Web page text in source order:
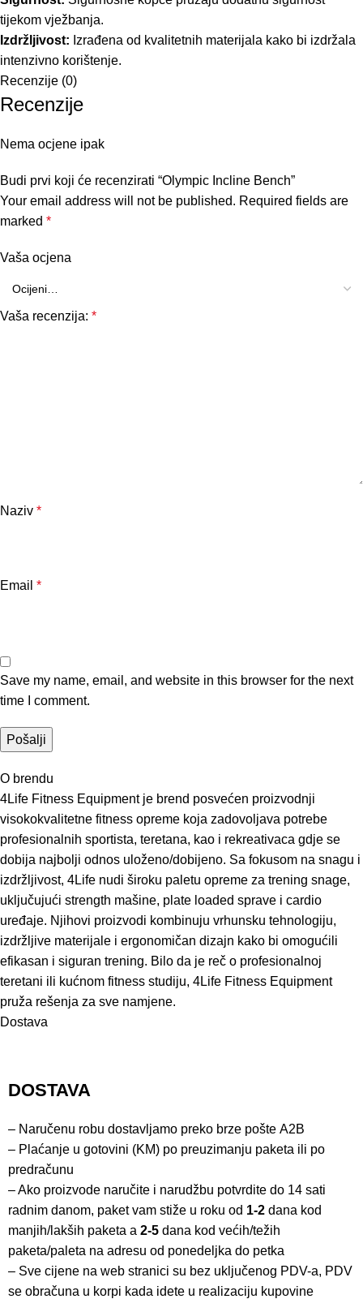
tijekom vježbanja.
Izdržljivost: Izrađena od kvalitetnih materijala kako bi izdržala
intenzivno korištenje.
Recenzije (0)
Recenzije
Nema ocjene ipak
Budi prvi koji će recenzirati “Olympic Incline Bench”
Your email address will not be published. Required fields are
marked *
Vaša ocjena
Vaša recenzija: *
Naziv *
Email *
Save my name, email, and website in this browser for the next
time I comment.
O brendu
4Life Fitness Equipment je brend posvećen proizvodnji
visokokvalitetne fitness opreme koja zadovoljava potrebe
profesionalnih sportista, teretana, kao i rekreativaca gdje se
dobija najbolji odnos uloženo/dobijeno. Sa fokusom na snagu i
izdržljivost, 4Life nudi široku paletu opreme za trening snage,
uključujući strength mašine, plate loaded sprave i cardio
uređaje. Njihovi proizvodi kombinuju vrhunsku tehnologiju,
izdržljive materijale i ergonomičan dizajn kako bi omogućili
efikasan i siguran trening. Bilo da je reč o profesionalnoj
teretani ili kućnom fitness studiju, 4Life Fitness Equipment
pruža rešenja za sve namjene.
Dostava
DOSTAVA
– Naručenu robu dostavljamo preko brze pošte A2B
– Plaćanje u gotovini (KM) po preuzimanju paketa ili po
predračunu
– Ako proizvode naručite i narudžbu potvrdite do 14 sati
radnim danom, paket vam stiže u roku od 1-2 dana kod
manjih/lakših paketa a 2-5 dana kod većih/težih
paketa/paleta na adresu od ponedeljka do petka
– Sve cijene na web stranici su bez uključenog PDV-a, PDV
se obračuna u korpi kada idete u realizaciju kupovine